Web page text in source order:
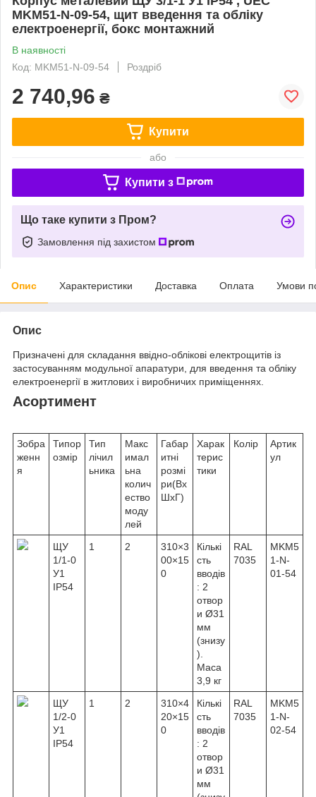
MKM51-N-09-54, щит введення та обліку
електроенергії, бокс монтажний
В наявності
Код: MKM51-N-09-54
Роздріб
2 740,96 ₴
Купити
або
Купити з
Що таке купити з Пром?
Замовлення під захистом
Опис Характеристики Доставка Оплата Умови
Опис
Призначені для складання ввідно-облікові електрощитів із
застосуванням модульної апаратури, для введення та обліку
електроенергії в житлових і виробничих приміщеннях.
Асортимент
Зобра
женн
я
Типор
озмір
Тип
лічил
ьника
Макс
имал
ьна
колич
ество
моду
лей
Габар
итні
розмі
ри(Вх
ШхГ)
Харак
терис
тики
Колір
Артик
ул
ЩУ
1/1-0
У1
IP54
1 2
310×3
00×15
0
Кількі
сть
вводів
: 2
отвор
и Ø31
мм
(знизу
).
Маса
3,9 кг
RAL
7035
MKM5
1-N-
01-54
ЩУ
1/2-0
У1
IP54
1 2
310×4
20×15
0
Кількі
сть
вводів
: 2
отвор
и Ø31
мм
RAL
7035
MKM5
1-N-
02-54